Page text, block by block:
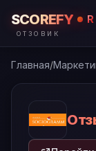
SCOREFY
ОТЗОВИК
Главная/